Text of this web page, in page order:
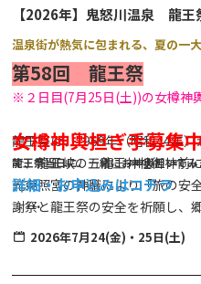
【2026年】鬼怒川温泉 龍王
温泉街が熱気に包まれる、夏の一大
第58回 龍王祭
※２日目(7月25日(土))の女樽神
龍王祭は、1969年（昭和44年
で、龍王峡の五龍王神社御神前
光東照宮の神職により「旅の安
謝祭と龍王祭の安全を祈願し、
行われます。
本祭では、勇壮な「万燈神輿」
女樽神輿担ぎ手募集
龍王祭当日に、一緒にお神輿担いで
詳細・お申込みはコチラ
◆開催日時◆
2026年7月1日（水）～31日
＊御渡（神輿展示） 7月1
2026年7月24(金)・25日(土)